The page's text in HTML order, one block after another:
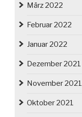
März 2022
Februar 2022
Januar 2022
Dezember 2021
November 2021
Oktober 2021